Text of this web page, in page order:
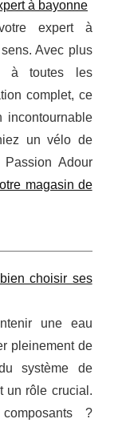
à bayonne
expert à
Avec plus
à toutes les
complet, ce
incontournable
un vélo de
Adour
magasin de
choisir ses
une eau
pleinement de
système de
un rôle crucial.
?